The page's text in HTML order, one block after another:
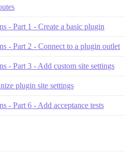
- Part 1 - Create a basic plugin
- Part 2 - Connect to a plugin outlet
- Part 3 - Add custom site settings
plugin site settings
- Part 6 - Add acceptance tests